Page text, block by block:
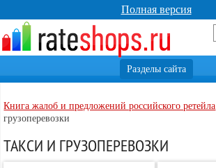
Полная версия
Книга жалоб и предложений российского ретейла
грузоперевозки
ТАКСИ И ГРУЗОПЕРЕВОЗКИ